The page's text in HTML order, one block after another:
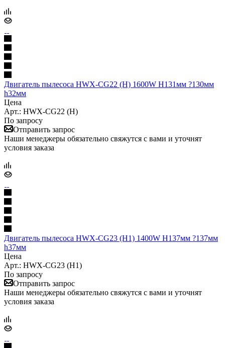
Двигатель пылесоса HWX-CG22 (H) 1600W H131мм ?130мм
h32мм
Цена
Арт.: HWX-CG22 (H)
По запросу
Отправить запрос
Наши менеджеры обязательно свяжутся с вами и уточнят
условия заказа
Двигатель пылесоса HWX-CG23 (H1) 1400W H137мм ?137мм
h37мм
Цена
Арт.: HWX-CG23 (H1)
По запросу
Отправить запрос
Наши менеджеры обязательно свяжутся с вами и уточнят
условия заказа